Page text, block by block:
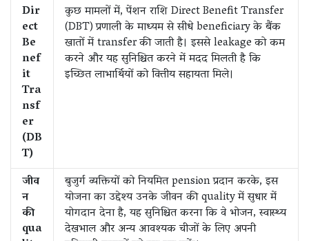
Dir
ect
Be
nef
it
Tra
nsf
er
(DB
T)
कुछ मामलों में, पेंशन राशि Direct Benefit Transfer
(DBT) प्रणाली के माध्यम से सीधे beneficiary के बैंक
खातों में transfer की जाती है। इससे leakage को कम
करने और यह सुनिश्चित करने में मदद मिलती है कि
इच्छित लाभार्थियों को वित्तीय सहायता मिले।
जीव
न
की
qua
बुजुर्ग व्यक्तियों को नियमित pension प्रदान करके, इस
योजना का उद्देश्य उनके जीवन की quality में सुधार में
योगदान देना है, यह सुनिश्चित करना कि वे भोजन, स्वास्थ्य
देखभाल और अन्य आवश्यक चीजों के लिए अपनी